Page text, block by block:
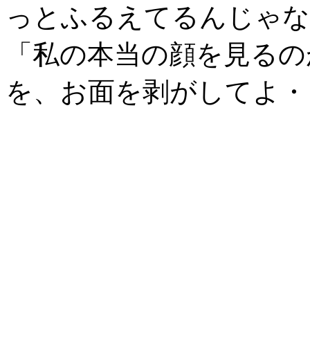
っとふるえてるんじゃ
「私の本当の顔を見る
を、お面を剥がしてよ